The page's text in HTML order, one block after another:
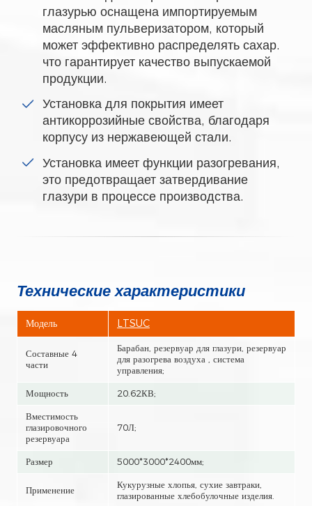
глазурью оснащена импортируемым
масляным пульверизатором, который
может эффективно распределять сахар.
что гарантирует качество выпускаемой
продукции.
Установка для покрытия имеет
антикоррозийные свойства, благодаря
корпусу из нержавеющей стали.
Установка имеет функции разогревания,
это предотвращает затвердивание
глазури в процессе производства.
Технические характеристики
Модель LTSUC
Составные 4
части
Барабан, резервуар для глазури, резервуар
для разогрева воздуха , система
управления;
Мощность 20.62КВ;
Вместимость
глазировочного
резервуара
70Л;
Размер 5000*3000*2400мм;
Применение
Кукурузные хлопья, сухие завтраки,
глазированные хлебобулочные изделия.